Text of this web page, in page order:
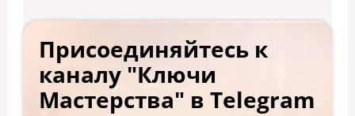
Присоединяйтесь к
каналу "Ключи
Мастерства" в Telegram